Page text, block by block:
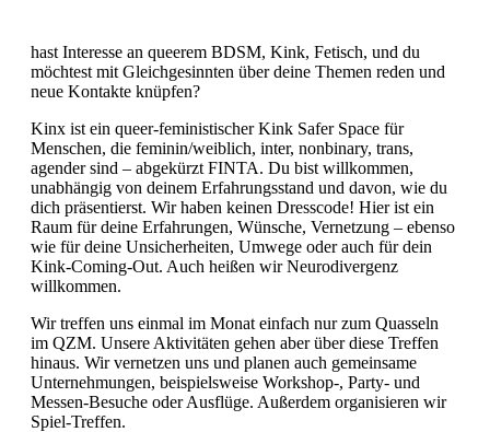
hast Interesse an queerem BDSM, Kink, Fetisch, und du
möchtest mit Gleichgesinnten über deine Themen reden und
neue Kontakte knüpfen?
Kinx ist ein queer-feministischer Kink Safer Space für
Menschen, die feminin/weiblich, inter, nonbinary, trans,
agender sind – abgekürzt FINTA. Du bist willkommen,
unabhängig von deinem Erfahrungsstand und davon, wie du
dich präsentierst. Wir haben keinen Dresscode! Hier ist ein
Raum für deine Erfahrungen, Wünsche, Vernetzung – ebenso
wie für deine Unsicherheiten, Umwege oder auch für dein
Kink-Coming-Out. Auch heißen wir Neurodivergenz
willkommen.
Wir treffen uns einmal im Monat einfach nur zum Quasseln
im QZM. Unsere Aktivitäten gehen aber über diese Treffen
hinaus. Wir vernetzen uns und planen auch gemeinsame
Unternehmungen, beispielsweise Workshop-, Party- und
Messen-Besuche oder Ausflüge. Außerdem organisieren wir
Spiel-Treffen.